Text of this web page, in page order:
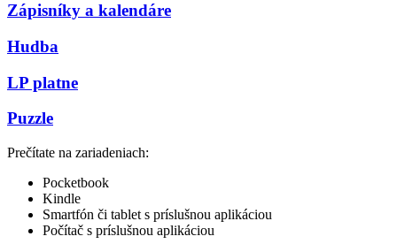
Zápisníky a kalendáre
Hudba
LP platne
Puzzle
Prečítate na zariadeniach:
Pocketbook
Kindle
Smartfón či tablet s príslušnou aplikáciou
Počítač s príslušnou aplikáciou